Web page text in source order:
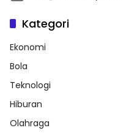
Kategori
Ekonomi
Bola
Teknologi
Hiburan
Olahraga